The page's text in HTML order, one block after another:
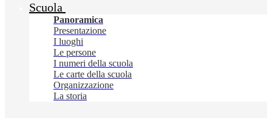
Scuola
Panoramica
Presentazione
I luoghi
Le persone
I numeri della scuola
Le carte della scuola
Organizzazione
La storia